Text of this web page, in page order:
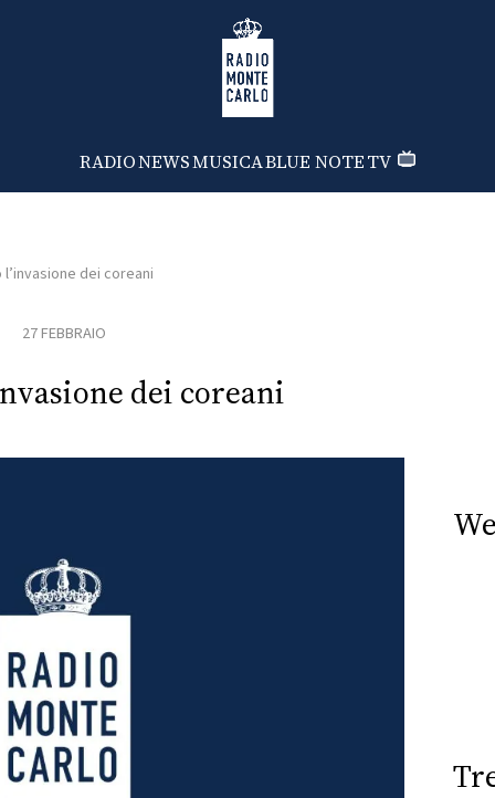
Radio Monte Carlo
RADIONEWSMUSICABLUE NOTETV
l’invasione dei coreani
27 FEBBRAIO
dei coreani